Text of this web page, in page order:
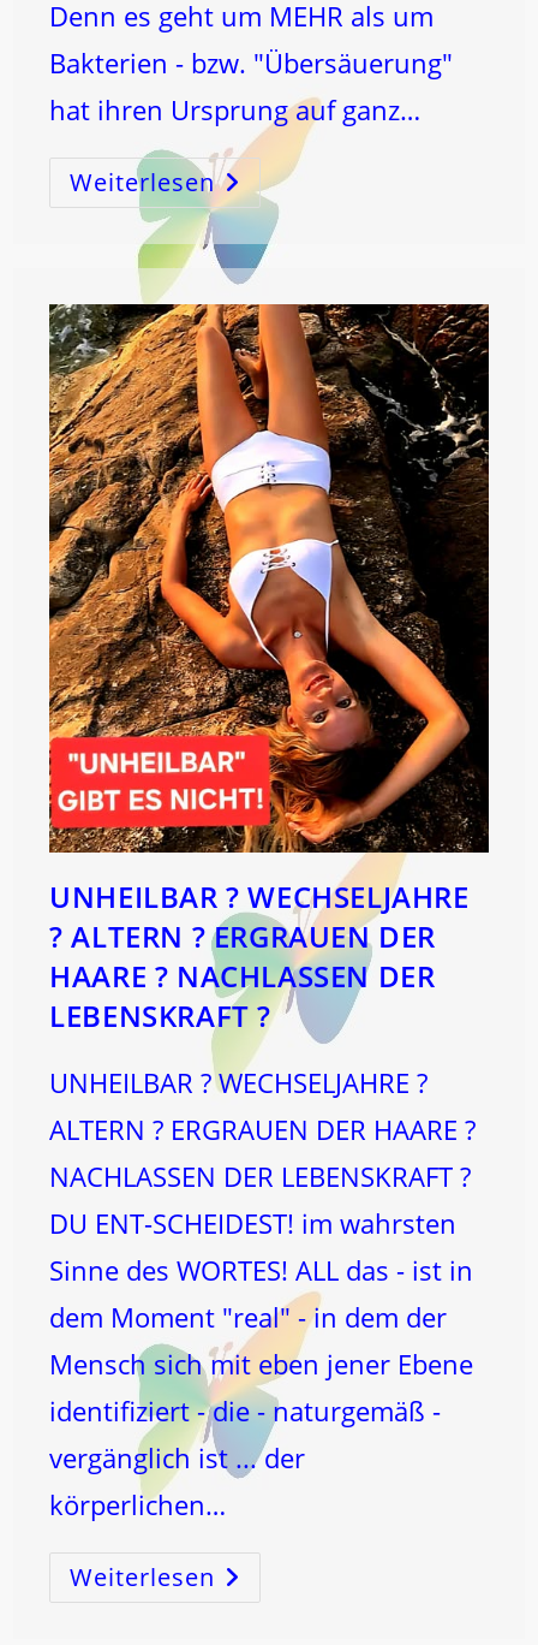
Denn es geht um MEHR als um
Bakterien - bzw. "Übersäuerung"
hat ihren Ursprung auf ganz…
WeiterlesenDer
DICKDARM
–
SCHLÜSSEL
Zum
KOSMOS
Und
GESUNDHEIT!
UNHEILBAR ? WECHSELJAHRE
? ALTERN ? ERGRAUEN DER
HAARE ? NACHLASSEN DER
LEBENSKRAFT ?
UNHEILBAR ? WECHSELJAHRE ?
ALTERN ? ERGRAUEN DER HAARE ?
NACHLASSEN DER LEBENSKRAFT ?
DU ENT-SCHEIDEST! im wahrsten
Sinne des WORTES! ALL das - ist in
dem Moment "real" - in dem der
Mensch sich mit eben jener Ebene
identifiziert - die - naturgemäß -
vergänglich ist ... der
körperlichen…
Weiterlesen UNHEILBAR
WECHSELJAHRE